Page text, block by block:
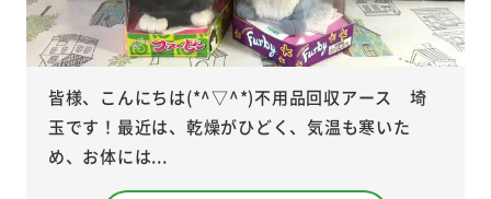
皆様、こんにちは(*^▽^*)不用品回収アース 埼
玉です！最近は、乾燥がひどく、気温も寒いた
め、お体には...